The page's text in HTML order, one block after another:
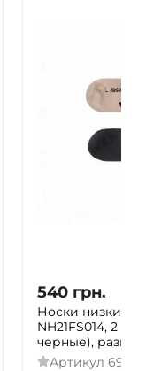
540 грн.
Носки низкие
NH21FS014, 2
черные),
Артикул